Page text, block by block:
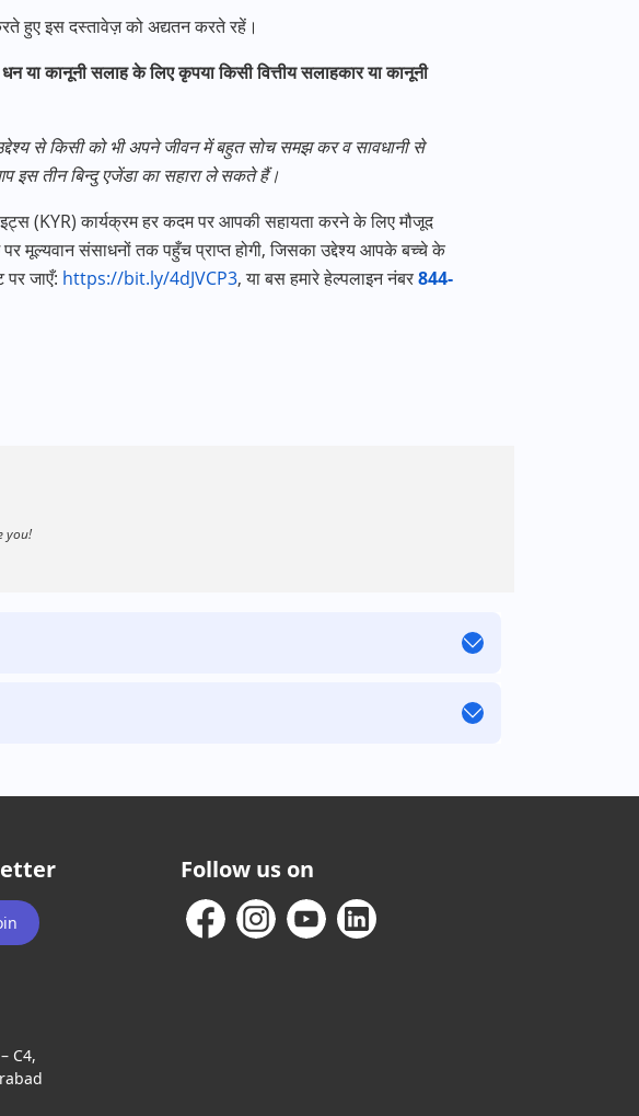
हुए इस दस्तावेज़ को अद्यतन करते रहें।
या कानूनी सलाह के लिए कृपया किसी वित्तीय सलाहकार या कानूनी
से किसी को भी अपने जीवन में बहुत सोच समझ कर व सावधानी से
इस तीन बिन्दु एजेंडा का सहारा ले सकते हैं।
(KYR)कार्यक्रम हर कदम पर आपकी सहायता करने के लिए मौजूद
मूल्यवान संसाधनों तक पहुँच प्राप्त होगी,जिसका उद्देश्य आपके बच्चे के
जाएँ: https://bit.ly/4dJVCP3,या बस हमारे हेल्पलाइन नंबर844-
you!
C4,
Follow us on